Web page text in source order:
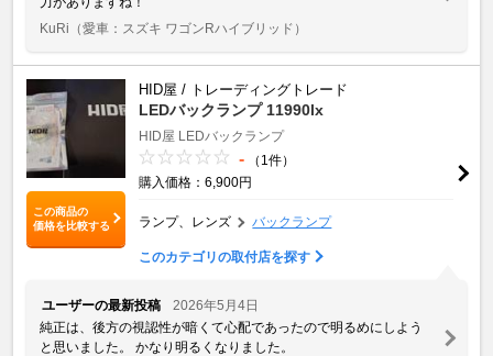
KuRi （愛車：スズキ ワゴンRハイブリッド）
この商品の
価格を比較する
HID屋 / トレーディングトレード
LEDバックランプ 11990lx
HID屋 LEDバックランプ
-
（1件）
購入価格：6,900円
ランプ、レンズ バックランプ
このカテゴリの取付店を探す
ユーザーの最新投稿
2026年5月4日
純正は、後方の視認性が暗くて心配であったので明るめにしよう
と思いました。 かなり明るくなりました。